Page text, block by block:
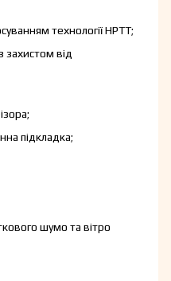
технології HPTT;
захистом від
підкладка;
шумо та вітро